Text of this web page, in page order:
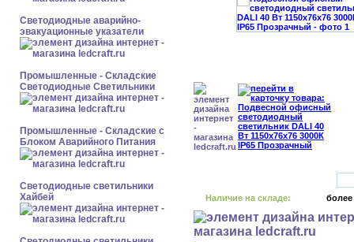
Светодиодные аварийно-
эвакуационные указатели
Промышленные - Складские
Светодиодные Светильники
Промышленные - Складские с
Блоком Аварийного Питания
Светодиодные светильники
Хайбей
Наличие на складе: более